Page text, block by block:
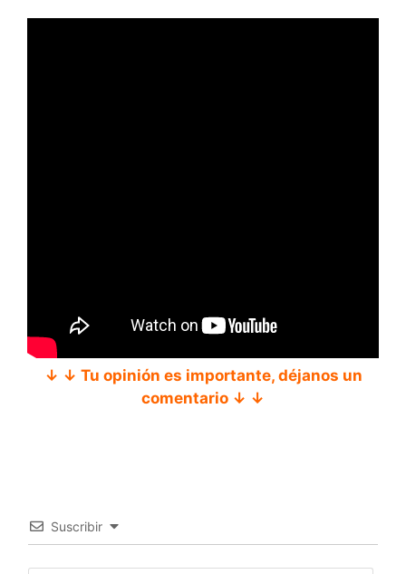
↓ ↓ Tu opinión es importante, déjanos un
comentario ↓ ↓
Suscribir